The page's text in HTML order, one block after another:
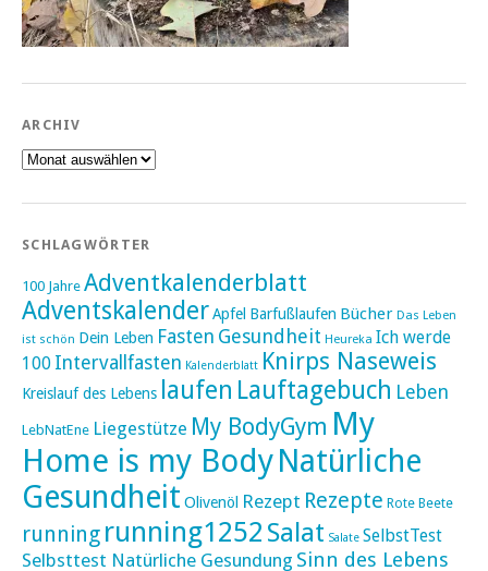
ARCHIV
Archiv
SCHLAGWÖRTER
100 Jahre Adventkalenderblatt
AdventskalenderApfel Barfußlaufen Bücher Das Leben
ist schön Dein Leben Fasten Gesundheit Heureka Ich werde
100 Intervallfasten Kalenderblatt Knirps Naseweis
Kreislauf des Lebens laufen Lauftagebuch Leben
LebNatEne Liegestütze My BodyGym My
Home is my Body Natürliche
Gesundheit Olivenöl Rezept Rezepte Rote Beete
running running1252 Salat Salate SelbstTest
Selbsttest Natürliche Gesundung Sinn des Lebens